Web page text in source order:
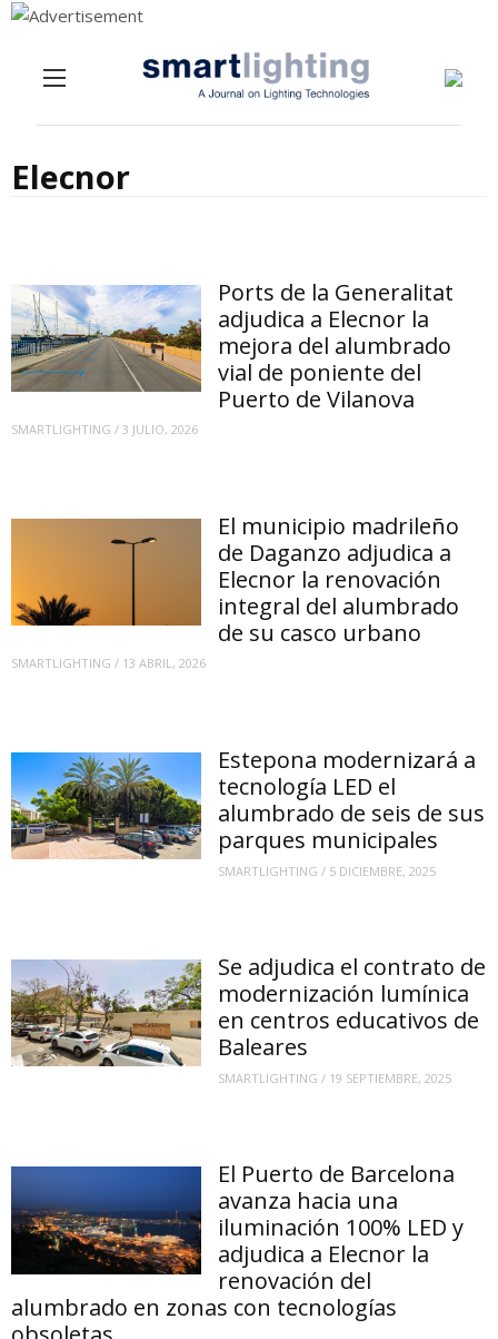
Elecnor
Ports de la Generalitat
adjudica a Elecnor la
mejora del alumbrado
vial de poniente del
Puerto de Vilanova
SMARTLIGHTING / 3 JULIO, 2026
El municipio madrileño
de Daganzo adjudica a
Elecnor la renovación
integral del alumbrado
de su casco urbano
SMARTLIGHTING / 13 ABRIL, 2026
Estepona modernizará a
tecnología LED el
alumbrado de seis de sus
parques municipales
SMARTLIGHTING / 5 DICIEMBRE, 2025
Se adjudica el contrato de
modernización lumínica
en centros educativos de
Baleares
SMARTLIGHTING / 19 SEPTIEMBRE, 2025
El Puerto de Barcelona
avanza hacia una
iluminación 100% LED y
adjudica a Elecnor la
renovación del
alumbrado en zonas con tecnologías